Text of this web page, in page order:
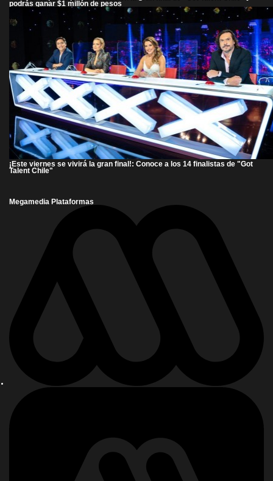
podrás ganar $1 millón de pesos
¡Este viernes se vivirá la gran final!: Conoce a los 14 finalistas de "Got
Talent Chile"
Megamedia Plataformas